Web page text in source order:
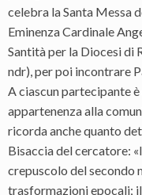
celebra la Santa Messa
Eminenza Cardinale
Santità per la Diocesi di
ndr), per poi incontrare
A ciascun partecipante
appartenenza alla
ricorda anche quanto
Bisaccia del cercatore:
crepuscolo del secondo
trasformazioni epocali;